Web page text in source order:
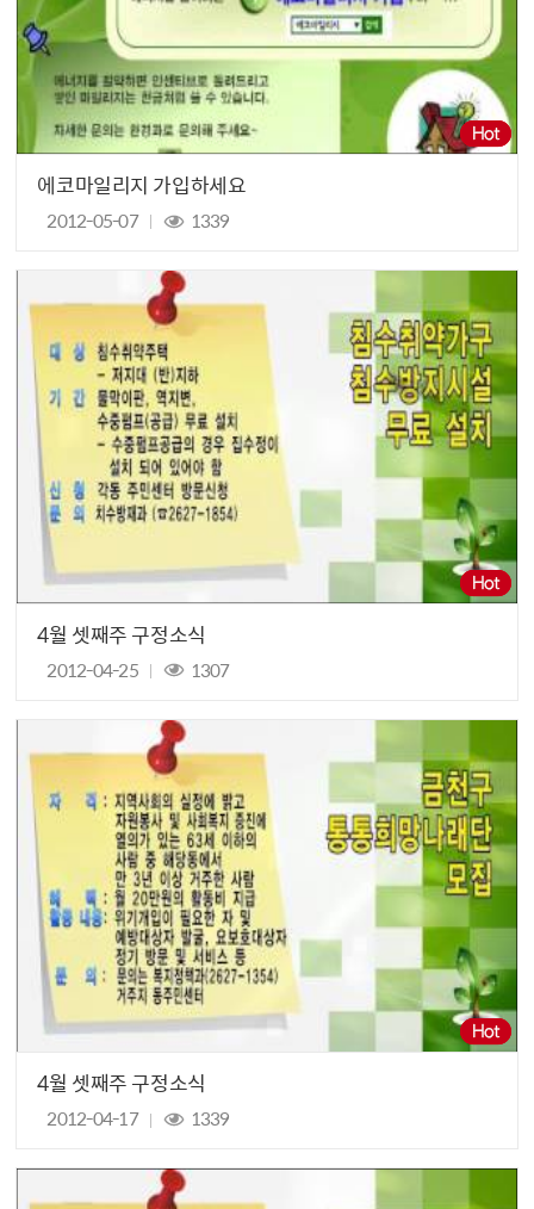
에코마일리지 가입하세요
2012-05-07 1339
4월 셋째주 구정소식
2012-04-25 1307
4월 셋째주 구정소식
2012-04-17 1339